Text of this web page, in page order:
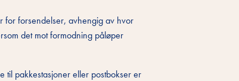
for forsendelser, avhengig av hvor
det mot formodning påløper
til pakkestasjoner eller postbokser er